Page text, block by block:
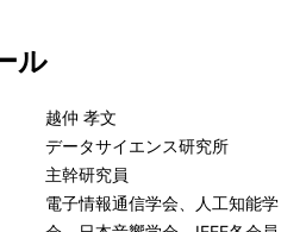
ル
越仲 孝文
データサイエンス研究所
主幹研究員
電子情報通信学会、人工知能学